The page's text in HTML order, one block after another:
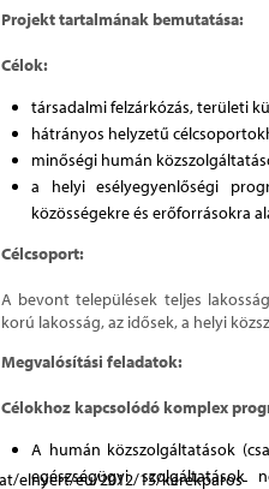
Projekt tartalmának bemutatása:
Célok:
társadalmi felzárkózás, területi
hátrányos helyzetű
minőségi humán
a helyi esélyegyenlőségi
közösségekre és erőforrásokra
Célcsoport:
A bevont települések teljes
korú lakosság, az idősek, a helyi
Megvalósítási feladatok:
Célokhoz kapcsolódó komplex
A humán közszolgáltatások
egészségügyi szolgáltatások